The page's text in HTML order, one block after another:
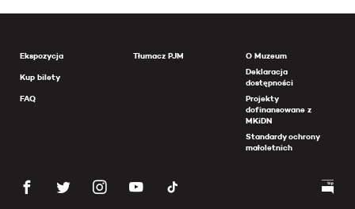
Ekspozycja
Kup bilety
FAQ
Tłumacz PJM
O Muzeum
Deklaracja
dostępności
Projekty
dofinansowane z
MKiDN
Standardy ochrony
małoletnich